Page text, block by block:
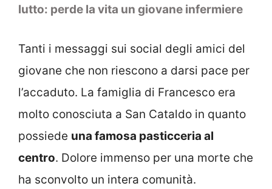
lutto: perde la vita un giovane infermiere
Tanti i messaggi sui social degli amici del
giovane che non riescono a darsi pace per
l’accaduto. La famiglia di Francesco era
molto conosciuta a San Cataldo in quanto
possiede una famosa pasticceria al
centro. Dolore immenso per una morte che
ha sconvolto un intera comunità.